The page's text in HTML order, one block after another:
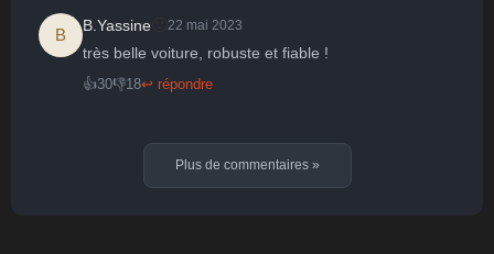
B
B.Yassine 22 mai 2023
très belle voiture, robuste et fiable !
👍30👎18↩ répondre
Plus de commentaires »